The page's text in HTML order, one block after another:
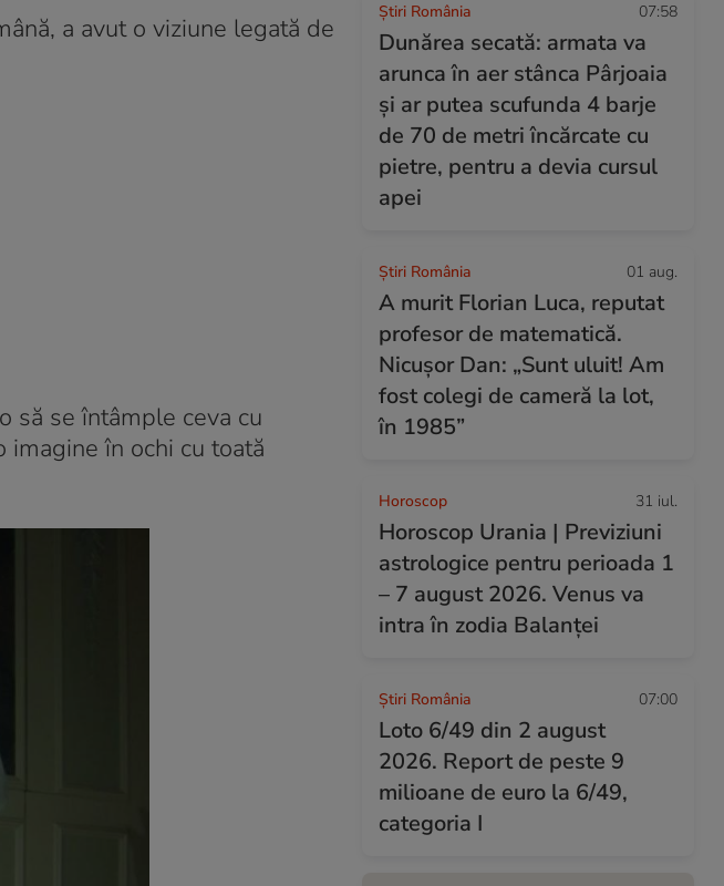
a avut o viziune legată de
să se întâmple ceva cu
imagine în ochi cu toată
Știri România 07:58
Dunărea secată: armata va
arunca în aer stânca Pârjoaia
și ar putea scufunda 4 barje
de 70 de metri încărcate cu
pietre, pentru a devia cursul
apei
Știri România 01 aug.
A murit Florian Luca, reputat
profesor de matematică.
Nicușor Dan: „Sunt uluit! Am
fost colegi de cameră la lot,
în 1985”
Horoscop 31 iul.
Horoscop Urania | Previziuni
astrologice pentru perioada 1
– 7 august 2026. Venus va
intra în zodia Balanței
Știri România 07:00
Loto 6/49 din 2 august
2026. Report de peste 9
milioane de euro la 6/49,
categoria I